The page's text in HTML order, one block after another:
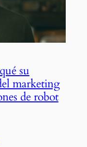
su
marketing
de robot